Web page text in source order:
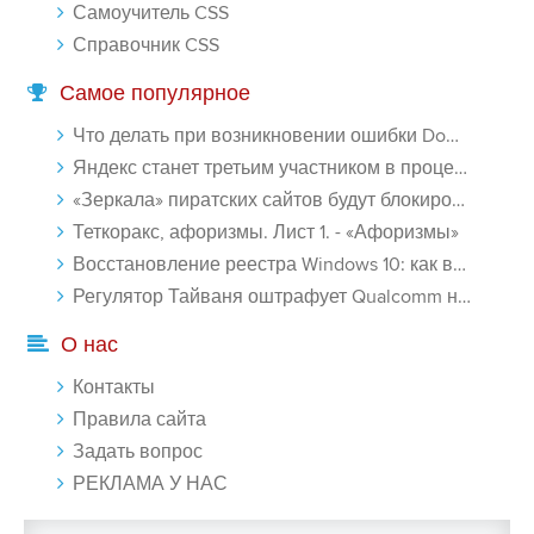
Самоучитель CSS
Справочник CSS
Самое популярное
Что делать при возникновении ошибки Download interrupted в Chrome - «Windows»
Яндекс станет третьим участником в процессе ФАС против Google - «Интернет»
«Зеркала» пиратских сайтов будут блокироваться! - «Интернет»
Теткоракс, афоризмы. Лист 1. - «Афоризмы»
Восстановление реестра Windows 10: как восстановить реестр Виндовс 10 - «Windows»
Регулятор Тайваня оштрафует Qualcomm на $774 млн - «Новости сети»
О нас
Контакты
Правила сайта
Задать вопрос
РЕКЛАМА У НАС